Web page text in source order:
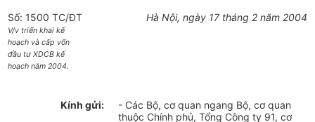
Số: 1500 TC/ĐT
V/v triển khai kế
hoạch và cấp vốn
đầu tư XDCB kế
hoạch năm 2004.
Hà Nội, ngày 17 tháng 2 năm 2004
Kính gửi:
- Các Bộ, cơ quan ngang Bộ, cơ quan
thuộc Chính phủ, Tổng Công ty 91, cơ